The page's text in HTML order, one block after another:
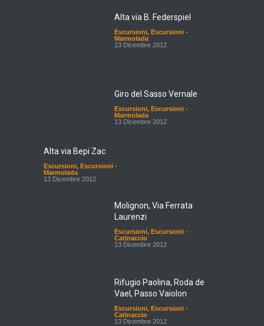
Alta via B. Federspiel
Escursioni, Escursioni -
Marmolada
13 Dicembre 2012
Giro del Sasso Vernale
Escursioni, Escursioni -
Marmolada
13 Dicembre 2012
Alta via Bepi Zac
Escursioni, Escursioni -
Marmolada
13 Dicembre 2012
Molignon, Via Ferrata
Laurenzi
Escursioni, Escursioni -
Catinaccio
13 Dicembre 2012
Rifugio Paolina, Roda de
Vael, Passo Vaiolon
Escursioni, Escursioni -
Catinaccio
13 Dicembre 2012